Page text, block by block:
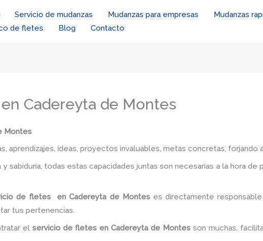
Servicio de mudanzas Mudanzas para empresas Mudanzas
de fletes
Blog Contacto
Cadereyta de Montes
Montes
aprendizajes, ideas, proyectos invaluables, metas concretas, forjando
sabiduría, todas estas capacidades juntas son necesarias a la hora de
de fletes en Cadereyta de Montes es directamente
tus pertenencias.
el servicio de fletes en Cadereyta de Montes son muchas,